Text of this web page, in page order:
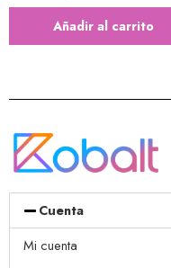
Añadir al carrito
Cuenta
Mi cuenta